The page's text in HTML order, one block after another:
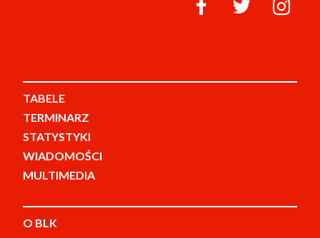
TABELE
TERMINARZ
STATYSTYKI
WIADOMOŚCI
MULTIMEDIA
O BLK